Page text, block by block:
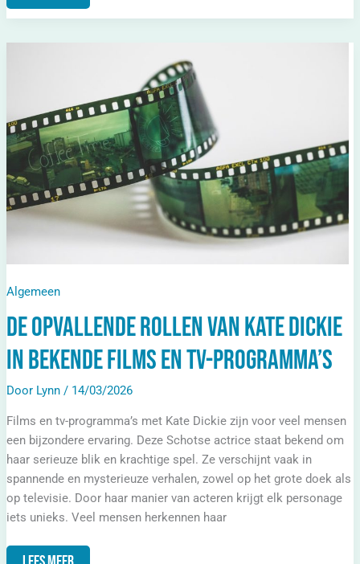
Algemeen
De opvallende rollen van Kate Dickie
in bekende films en tv-programma’s
Door Lynn/ 14/03/2026
Films en tv-programma’s met Kate Dickie zijn voor veel mensen
een bijzondere ervaring. Deze Schotse actrice staat bekend om
haar serieuze blik en krachtige spel. Ze verschijnt vaak in
spannende en mysterieuze verhalen, zowel op het grote doek als
op televisie. Door haar manier van acteren krijgt elk personage
iets unieks. Veel mensen herkennen haar
Kate
Dickie
In
Bekende
Films
En
Tv-
Programma’s